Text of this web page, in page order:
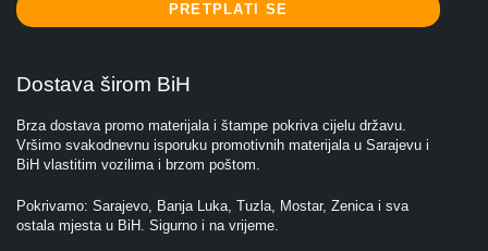
PRETPLATI SE
Dostava širom BiH
Brza dostava promo materijala i štampe pokriva cijelu državu.
Vršimo svakodnevnu isporuku promotivnih materijala u Sarajevu i
BiH vlastitim vozilima i brzom poštom.
Pokrivamo: Sarajevo, Banja Luka, Tuzla, Mostar, Zenica i sva
ostala mjesta u BiH. Sigurno i na vrijeme.